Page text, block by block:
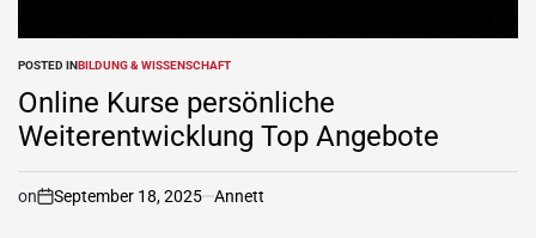
POSTED INBILDUNG & WISSENSCHAFT
Online Kurse persönliche
Weiterentwicklung Top Angebote
on September 18, 2025 Annett